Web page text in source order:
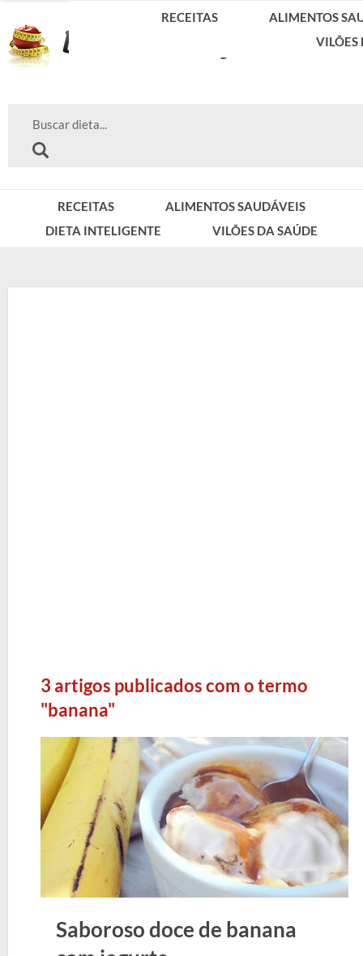
RECEITAS
ALIMENTOS SAUDÁVEIS
DIETA INTELIGENTE
VILÕES DA SAÚDE
RECEITAS
ALIMENTOS
VILÕES
3 artigos publicados com o termo
"banana"
Saboroso doce de banana